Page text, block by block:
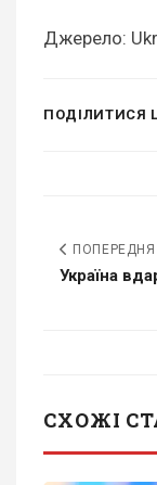
Джерело:
ПОДІЛИТИСЯ
ПОПЕРЕДНЯ
Україна
СХОЖІ